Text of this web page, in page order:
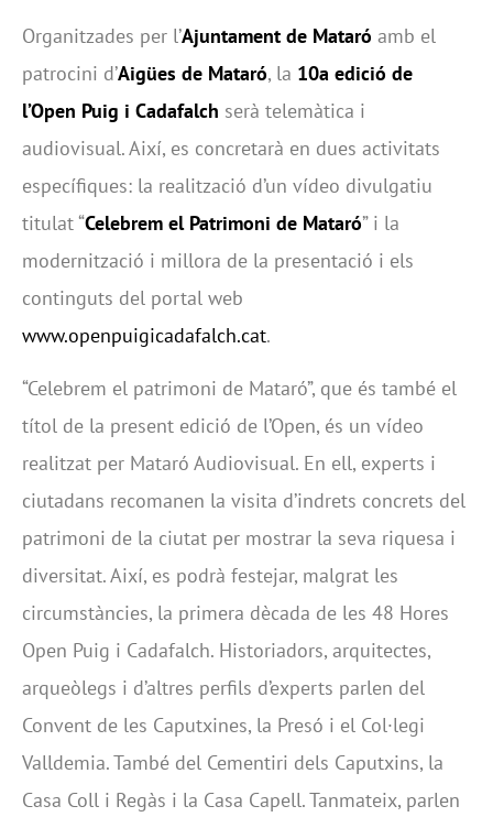
Organitzades per l’Ajuntament de Mataró amb el
patrocini d’Aigües de Mataró, la 10a edició de
l’Open Puig i Cadafalch serà telemàtica i
audiovisual. Així, es concretarà en dues activitats
específiques: la realització d’un vídeo divulgatiu
titulat “Celebrem el Patrimoni de Mataró” i la
modernització i millora de la presentació i els
continguts del portal web
www.openpuigicadafalch.cat.
“Celebrem el patrimoni de Mataró”, que és també el
títol de la present edició de l’Open, és un vídeo
realitzat per Mataró Audiovisual. En ell, experts i
ciutadans recomanen la visita d’indrets concrets del
patrimoni de la ciutat per mostrar la seva riquesa i
diversitat. Així, es podrà festejar, malgrat les
circumstàncies, la primera dècada de les 48 Hores
Open Puig i Cadafalch. Historiadors, arquitectes,
arqueòlegs i d’altres perfils d’experts parlen del
Convent de les Caputxines, la Presó i el Col·legi
Valldemia. També del Cementiri dels Caputxins, la
Casa Coll i Regàs i la Casa Capell. Tanmateix, parlen